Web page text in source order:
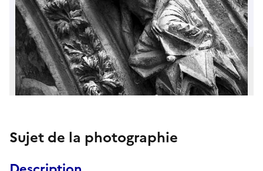
Sujet de la photographie